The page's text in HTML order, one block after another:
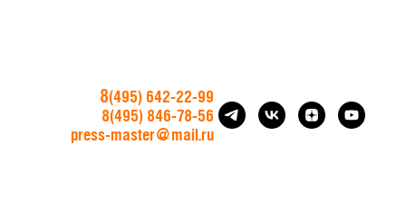
8(495) 642-22-99
8(495) 846-78-56
press-master@mail.ru